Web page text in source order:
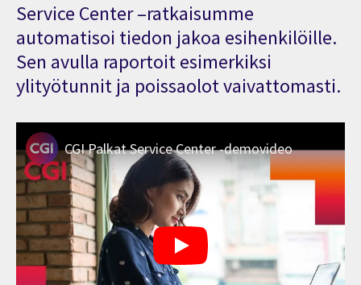
Service Center –ratkaisumme
automatisoi tiedon jakoa esihenkilöille.
Sen avulla raportoit esimerkiksi
ylityötunnit ja poissaolot vaivattomasti.
CGI Palkat Service Center -demovideo